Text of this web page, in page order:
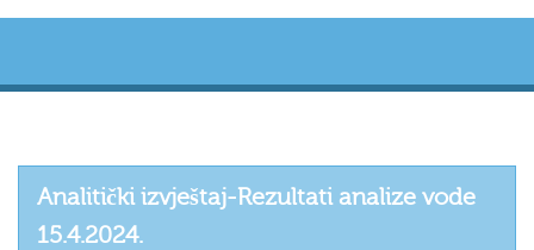
Analitički izvještaj-Rezultati analize vode
15.4.2024.